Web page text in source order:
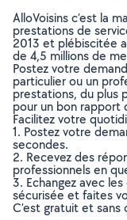
AlloVoisins c’est la
prestations de
2013 et plébiscitée
de 4,5 millions de
Postez votre
particulier ou un
prestations, du plus
pour un bon rapport
Facilitez votre
1. Postez votre
secondes.
2. Recevez des
professionnels en
3. Echangez avec
sécurisée et faites
C’est gratuit et sans